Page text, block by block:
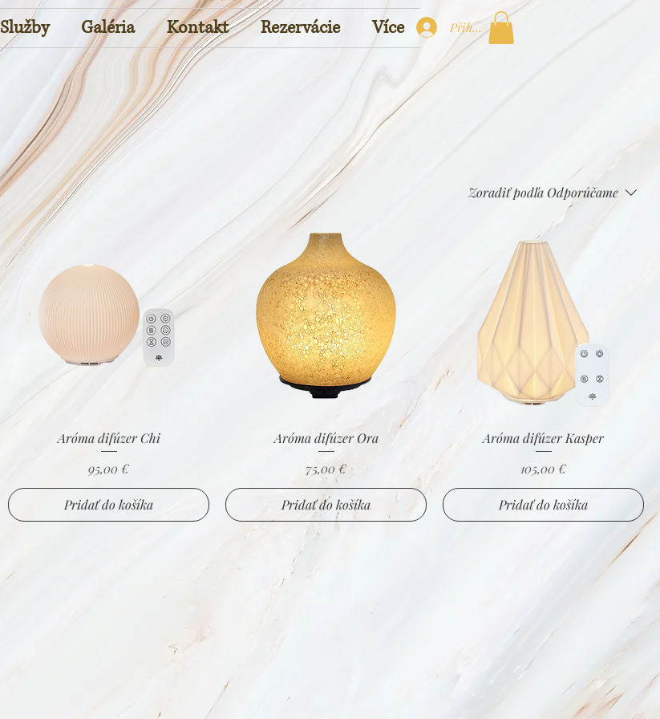
Služby Galéria Kontakt Rezervácie Více Přihlásit
Zoradiť podľa Odporúčame
Aróma difúzer Chi
Cena
95,00 €
Pridať do košíka
Aróma difúzer Ora
Cena
75,00 €
Pridať do košíka
Aróma difúzer Kasper
Cena
105,00 €
Pridať do košíka